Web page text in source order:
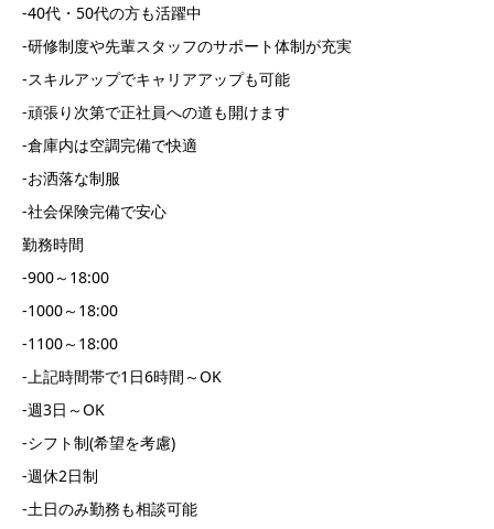
-40代・50代の方も活躍中
-研修制度や先輩スタッフのサポート体制が充実
-スキルアップでキャリアアップも可能
-頑張り次第で正社員への道も開けます
-倉庫内は空調完備で快適
-お洒落な制服
-社会保険完備で安心
勤務時間
-900～18:00
-1000～18:00
-1100～18:00
-上記時間帯で1日6時間～OK
-週3日～OK
-シフト制(希望を考慮)
-週休2日制
-土日のみ勤務も相談可能